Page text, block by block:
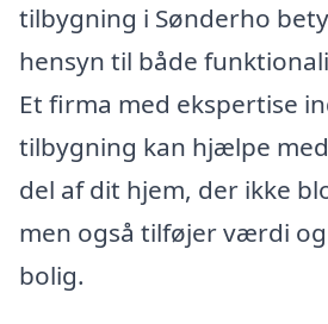
tilbygning i Sønderho
hensyn til både
Et firma med ekspertise
tilbygning kan hjælpe
del af dit hjem, der ikke
men også tilføjer værdi
bolig.